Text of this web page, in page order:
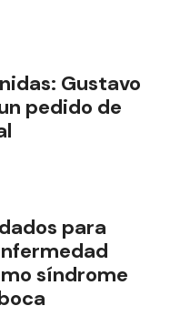
Gustavo
pedido de
para
síndrome